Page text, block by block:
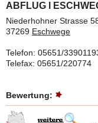
ABFLUG l
Niederhohner Strasse
37269 Eschwege
Telefon: 05651/
Telefax: 05651/220774
Bewertung: